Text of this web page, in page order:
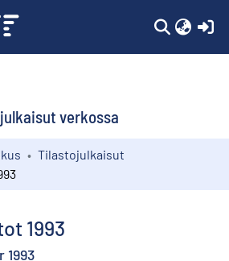
verkossa
Tilastojulkaisut
1993